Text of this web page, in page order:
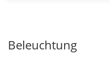
Beleuchtung